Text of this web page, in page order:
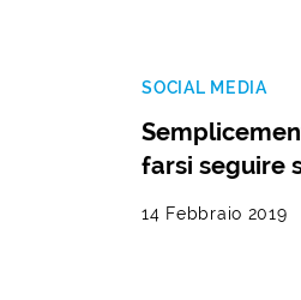
SOCIAL MEDIA
farsi seguire
14 Febbraio 2019